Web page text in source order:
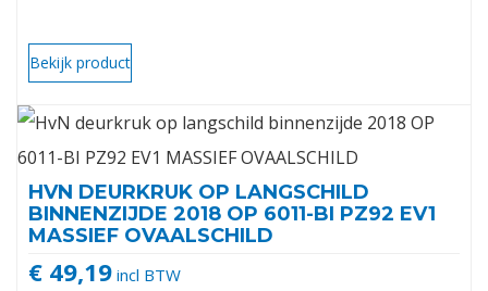
Bekijk product
HVN DEURKRUK OP LANGSCHILD
BINNENZIJDE 2018 OP 6011-BI PZ92 EV1
MASSIEF OVAALSCHILD
€ 49,19 incl BTW